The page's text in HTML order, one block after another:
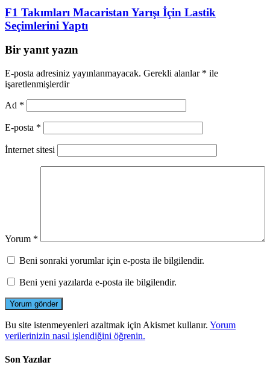
F1 Takımları Macaristan Yarışı İçin Lastik
Seçimlerini Yaptı
Bir yanıt yazın
E-posta adresiniz yayınlanmayacak. Gerekli alanlar * ile
işaretlenmişlerdir
Ad *
E-posta *
İnternet sitesi
Yorum *
Beni sonraki yorumlar için e-posta ile bilgilendir.
Beni yeni yazılarda e-posta ile bilgilendir.
Bu site istenmeyenleri azaltmak için Akismet kullanır. Yorum
verilerinizin nasıl işlendiğini öğrenin.
Son Yazılar